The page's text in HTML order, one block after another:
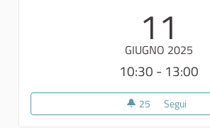
11
GIUGNO 2025
10:30 - 13:00
25 25 sostenitori
Segui